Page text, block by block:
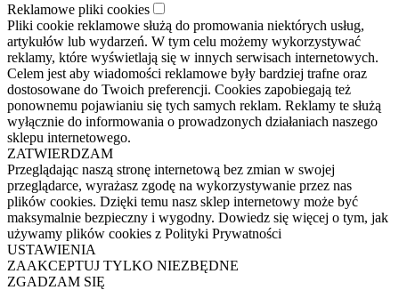
Reklamowe pliki cookies
Pliki cookie reklamowe służą do promowania niektórych usług,
artykułów lub wydarzeń. W tym celu możemy wykorzystywać
reklamy, które wyświetlają się w innych serwisach internetowych.
Celem jest aby wiadomości reklamowe były bardziej trafne oraz
dostosowane do Twoich preferencji. Cookies zapobiegają też
ponownemu pojawianiu się tych samych reklam. Reklamy te służą
wyłącznie do informowania o prowadzonych działaniach naszego
sklepu internetowego.
ZATWIERDZAM
Przeglądając naszą stronę internetową bez zmian w swojej
przeglądarce, wyrażasz zgodę na wykorzystywanie przez nas
plików cookies. Dzięki temu nasz sklep internetowy może być
maksymalnie bezpieczny i wygodny. Dowiedz się więcej o tym, jak
używamy plików cookies z Polityki Prywatności
USTAWIENIA
ZAAKCEPTUJ TYLKO NIEZBĘDNE
ZGADZAM SIĘ